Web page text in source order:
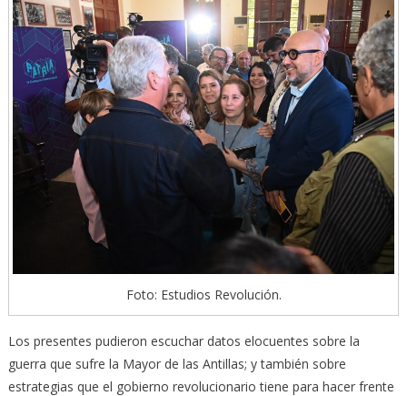
Foto: Estudios Revolución.
Los presentes pudieron escuchar datos elocuentes sobre la
guerra que sufre la Mayor de las Antillas; y también sobre
estrategias que el gobierno revolucionario tiene para hacer frente